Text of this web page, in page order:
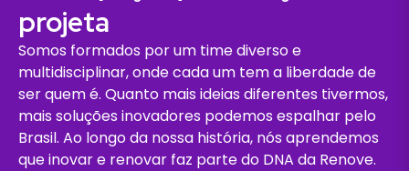
projeta
Somos formados por um time diverso e
multidisciplinar, onde cada um tem a liberdade de
ser quem é. Quanto mais ideias diferentes tivermos,
mais soluções inovadores podemos espalhar pelo
Brasil. Ao longo da nossa história, nós aprendemos
que inovar e renovar faz parte do DNA da Renove.